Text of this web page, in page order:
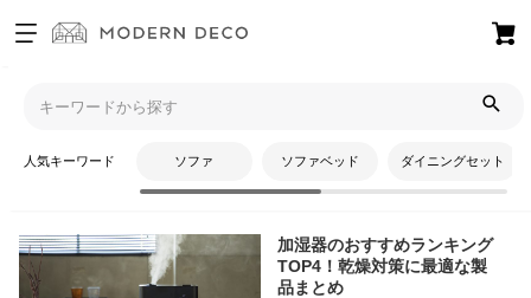
り
テ
ム
人気キーワード ソファ ソファベッド ダイニングセット
モダンデコTOP コラム
超音波加湿器
加湿器のおすすめランキング
TOP4！乾燥対策に最適な製
品まとめ